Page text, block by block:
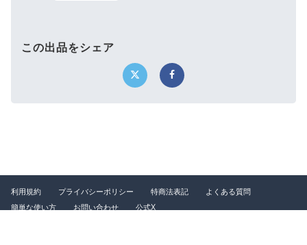
この出品をシェア
利用規約 プライバシーポリシー 特商法表記
よくある質問
簡単な使い方
お問い合わせ 公式X